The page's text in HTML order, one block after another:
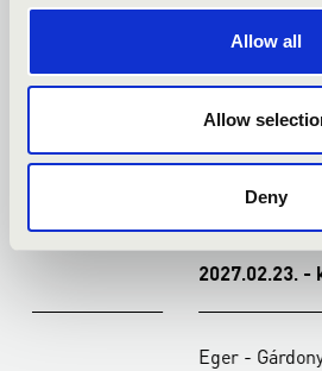
Allow all
Allow
Deny
2027.02.23. - kedd 19:00
Eger - Gárdonyi Géza Színház